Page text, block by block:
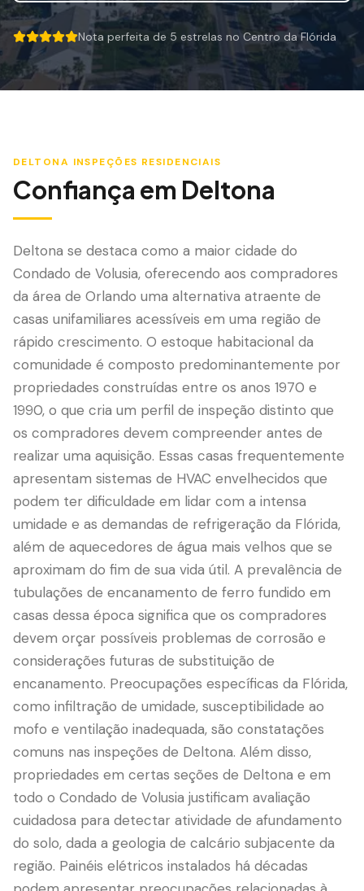
Mitigação de Vento
Certificação de Telhado
SERVIÇOS ESPECIALIZADOS
Inspeção por Drone
Inspeção de Cupim
LANGUAGE
English Português✓ Español 中文
407-205-7228
Agendar Inspeção
5 out of 5 stars.Nota perfeita de 5 estrelas no Centro da Flórida
DELTONA INSPEÇÕES RESIDENCIAIS
Confiança em Deltona
Deltona se destaca como a maior cidade do
Condado de Volusia, oferecendo aos compradores
da área de Orlando uma alternativa atraente de
casas unifamiliares acessíveis em uma região de
rápido crescimento. O estoque habitacional da
comunidade é composto predominantemente por
propriedades construídas entre os anos 1970 e
1990, o que cria um perfil de inspeção distinto que
os compradores devem compreender antes de
realizar uma aquisição. Essas casas frequentemente
apresentam sistemas de HVAC envelhecidos que
podem ter dificuldade em lidar com a intensa
umidade e as demandas de refrigeração da Flórida,
além de aquecedores de água mais velhos que se
aproximam do fim de sua vida útil. A prevalência de
tubulações de encanamento de ferro fundido em
casas dessa época significa que os compradores
devem orçar possíveis problemas de corrosão e
considerações futuras de substituição de
encanamento. Preocupações específicas da Flórida,
como infiltração de umidade, susceptibilidade ao
mofo e ventilação inadequada, são constatações
comuns nas inspeções de Deltona. Além disso,
propriedades em certas seções de Deltona e em
todo o Condado de Volusia justificam avaliação
cuidadosa para detectar atividade de afundamento
do solo, dada a geologia de calcário subjacente da
região. Painéis elétricos instalados há décadas